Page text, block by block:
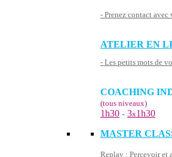
- Prenez contact
ATELIER EN
- Les petits mots de
COACHING
(tous niveaux)
1h30 - 3x1h30
MASTER
Replay : Percevoir et